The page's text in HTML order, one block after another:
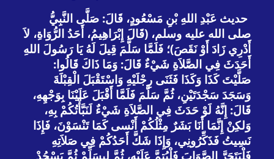
حديث عَبْدِ اللهِ بْنِ مَسْعُودٍ، قَالَ: صَلَّى النَّبِيُّ
صلى الله عليه وسلم، (قَالَ إِبْرَاهِيمُ، أَحَدُ الرُّوَاةِ، لاَ
أَدْرِي زَادَ أَوْ نَقَصَ)؛ فَلَمَّا سَلَّمَ قِيلَ لَهُ يَا رَسُولَ اللهِ
أَحَدَثَ فِي الصَّلاَةِ شَيْءٌ قَالَ: وَمَا ذَاكَ قَالُوا:
صَلَّيْتَ كَذَا وَكَذَا فَثَنَى رِجْلَيْهِ وَاسْتَقْبَلَ الْقِبْلَةَ
وَسَجَدَ سَجْدَتَيْنِ، ثُمَّ سَلَّمَ فَلَمَّا أَقْبَلَ عَلَيْنَا بِوَجْهِهِ،
قَالَ: إِنَّهُ لَوْ حَدَثَ فِي الصَّلاَةِ شَيْءٌ لَنَبَّأْتُكُمْ بِهِ،
وَلكِنْ إِنَّمَا أَنَا بَشَرٌ مِثْلُكُمْ أَنْسى كَمَا تَنْسَوْنَ، فَإِذَا
نَسِيتُ فَذَكِّرُونِي، وَإِذَا شَكَّ أَحَدُكُمْ فِي صَلاَتِهِ
فَلْيَتَحَرَّ الصَّوَابَ فَلْيُتِمَّ عَلَيْهِ، ثُمَّ لِيسَلِّمْ ثُمَّ يَسْجُدْ